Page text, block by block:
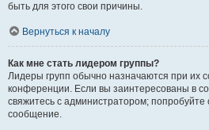
быть для этого свои причины.
Вернуться к началу
Как мне стать лидером группы?
Лидеры групп обычно назначаются при их
конференции. Если вы заинтересованы в
свяжитесь с администратором; попробуйте
сообщение.